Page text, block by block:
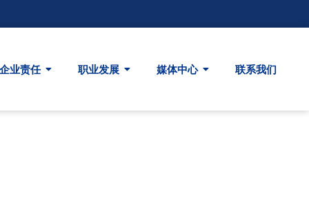
业责任 职业发展 媒体中心 联系我们